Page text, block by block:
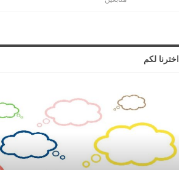
اخترنا لكم